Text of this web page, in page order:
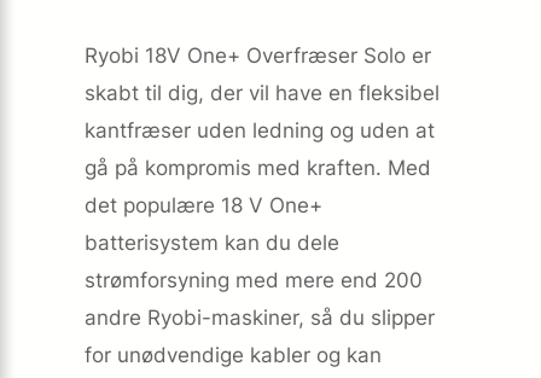
Ryobi 18V One+ Overfræser Solo er
skabt til dig, der vil have en fleksibel
kantfræser uden ledning og uden at
gå på kompromis med kraften. Med
det populære 18 V One+
batterisystem kan du dele
strømforsyning med mere end 200
andre Ryobi-maskiner, så du slipper
for unødvendige kabler og kan